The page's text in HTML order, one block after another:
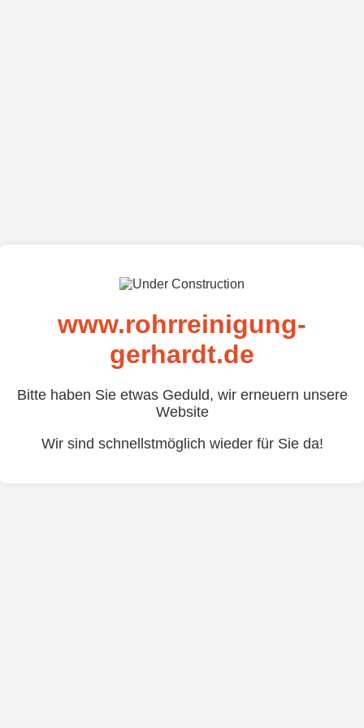
www.rohrreinigung-
gerhardt.de
Bitte haben Sie etwas Geduld, wir erneuern unsere
Website
Wir sind schnellstmöglich wieder für Sie da!